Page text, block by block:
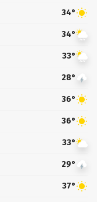
34°
34°
33°
28°
36°
36°
33°
29°
37°